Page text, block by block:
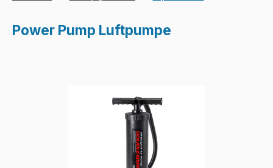
Power Pump Luftpumpe